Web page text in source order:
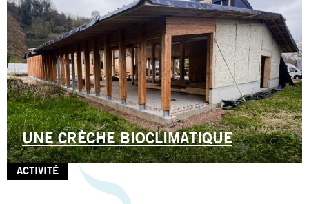
UNE CRÈCHE BIOCLIMATIQUE
ACTIVITÉ